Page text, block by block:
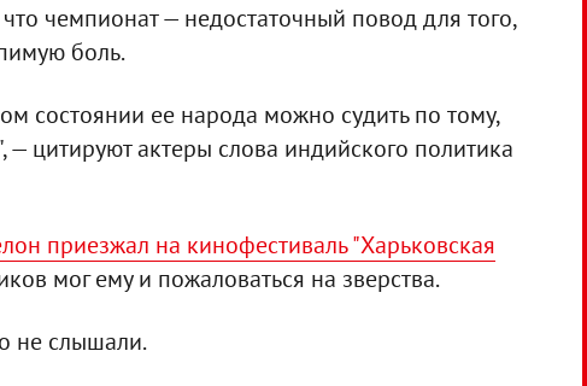
чемпионат — недостаточный повод для того,
боль.
состоянии ее народа можно судить по тому,
цитируют актеры слова индийского политика
приезжал на кинофестиваль "Харьковская
мог ему и пожаловаться на зверства.
не слышали.